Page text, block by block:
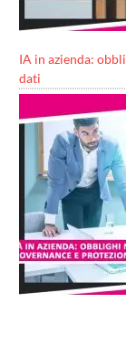
IA in azienda:
dati